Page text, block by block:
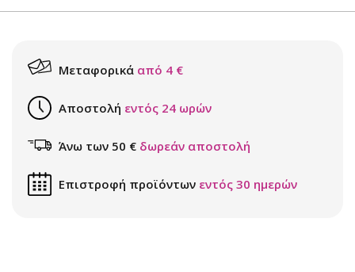
Μεταφορικά από 4 €
Αποστολή εντός 24 ωρών
Άνω των 50 € δωρεάν αποστολή
Επιστροφή προϊόντων εντός 30 ημερών